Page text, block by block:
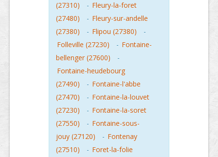
(27310)
- Fleury-la-foret
(27480)
- Fleury-sur-andelle
(27380)
- Flipou (27380)
-
Folleville (27230)
- Fontaine-
bellenger (27600)
-
Fontaine-heudebourg
(27490)
- Fontaine-l'abbe
(27470)
- Fontaine-la-louvet
(27230)
- Fontaine-la-soret
(27550)
- Fontaine-sous-
jouy (27120)
- Fontenay
(27510)
- Foret-la-folie